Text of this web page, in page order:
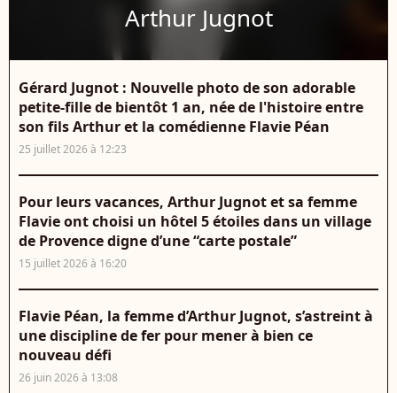
Arthur Jugnot
Gérard Jugnot : Nouvelle photo de son adorable
petite-fille de bientôt 1 an, née de l'histoire entre
son fils Arthur et la comédienne Flavie Péan
25 juillet 2026 à 12:23
Pour leurs vacances, Arthur Jugnot et sa femme
Flavie ont choisi un hôtel 5 étoiles dans un village
de Provence digne d’une “carte postale”
15 juillet 2026 à 16:20
Flavie Péan, la femme d’Arthur Jugnot, s’astreint à
une discipline de fer pour mener à bien ce
nouveau défi
26 juin 2026 à 13:08